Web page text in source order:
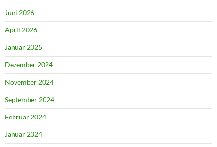
Juni 2026
April 2026
Januar 2025
Dezember 2024
November 2024
September 2024
Februar 2024
Januar 2024